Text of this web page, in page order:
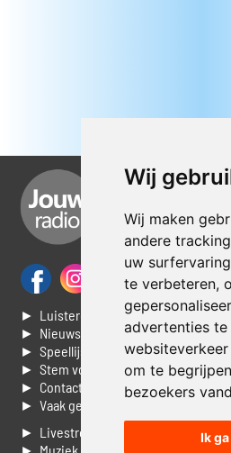
Wij
Wij maken
andere
uw
te verbeteren,
advertenties
om te
bezoekers
Ik
► Luisteren naar Jouwradio
► Nieuws
► Speellijst
► Stem voor de Dag top 3
► Contacteer ons
► Vaak gestelde vragen
► Livestream informatie